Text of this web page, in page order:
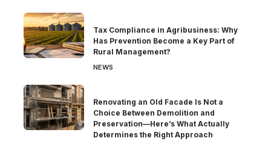
Tax Compliance in Agribusiness: Why
Has Prevention Become a Key Part of
Rural Management?
NEWS
Renovating an Old Facade Is Not a
Choice Between Demolition and
Preservation—Here’s What Actually
Determines the Right Approach